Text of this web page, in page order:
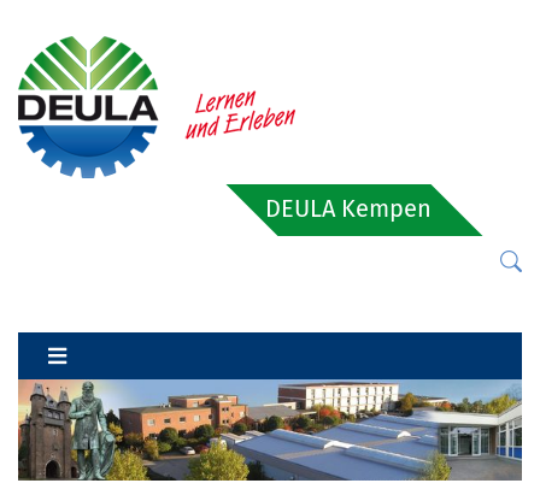
DEULA Kempen